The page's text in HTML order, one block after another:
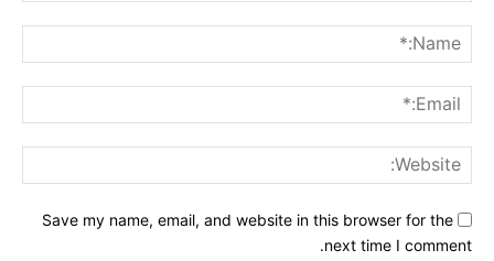
Save my name, email, and website in this browser for the
next time I comment.